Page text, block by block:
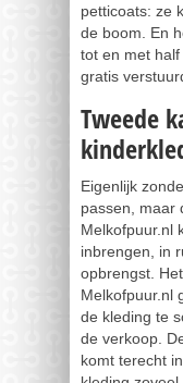
petticoats: ze
de boom. En
tot en met
gratis
Tweede
Eigenlijk
passen, maar
Melkofpuur.nl
inbrengen, in
opbrengst.
Melkofpuur.nl
de kleding te
de verkoop.
komt terecht